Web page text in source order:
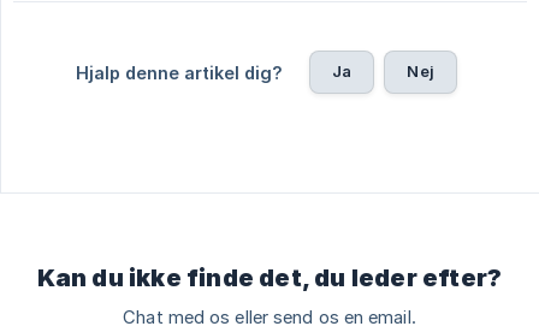
Hjalp denne artikel dig? Ja Nej
Kan du ikke finde det, du leder efter?
Chat med os eller send os en email.